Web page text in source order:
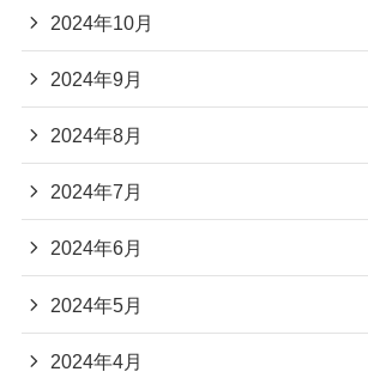
2024年10月
2024年9月
2024年8月
2024年7月
2024年6月
2024年5月
2024年4月